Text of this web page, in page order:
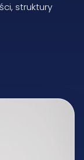
struktury